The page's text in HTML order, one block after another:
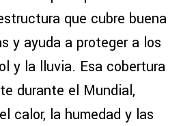
que cubre buena
y ayuda a proteger a los
y la lluvia. Esa cobertura
durante el Mundial,
calor, la humedad y las